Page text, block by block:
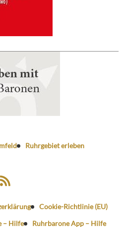
Ruhrgebiet erleben
Cookie-Richtlinie (EU)
– Hilfe
Ruhrbarone App – Hilfe